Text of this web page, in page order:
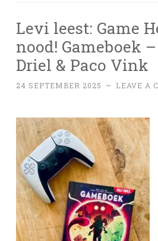
Levi leest: Game
nood! Gameboek
Driel & Paco Vink
24 SEPTEMBER 2025 ~ LEAVE A